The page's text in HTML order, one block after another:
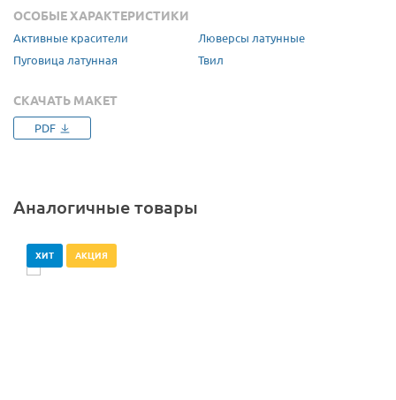
ОСОБЫЕ ХАРАКТЕРИСТИКИ
Активные красители
Люверсы латунные
Пуговица латунная
Твил
СКАЧАТЬ МАКЕТ
PDF
Аналогичные товары
ХИТ АКЦИЯ